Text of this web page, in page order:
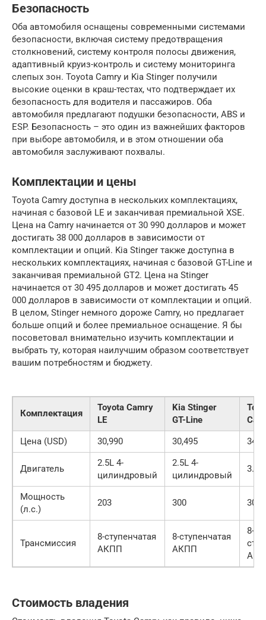
Безопасность
Оба автомобиля оснащены современными системами
безопасности, включая систему предотвращения
столкновений, систему контроля полосы движения,
адаптивный круиз-контроль и систему мониторинга
слепых зон. Toyota Camry и Kia Stinger получили
высокие оценки в краш-тестах, что подтверждает их
безопасность для водителя и пассажиров. Оба
автомобиля предлагают подушки безопасности, ABS и
ESP. Безопасность – это один из важнейших факторов
при выборе автомобиля, и в этом отношении оба
автомобиля заслуживают похвалы.
Комплектации и цены
Toyota Camry доступна в нескольких комплектациях,
начиная с базовой LE и заканчивая премиальной XSE.
Цена на Camry начинается от 30 990 долларов и может
достигать 38 000 долларов в зависимости от
комплектации и опций. Kia Stinger также доступна в
нескольких комплектациях, начиная с базовой GT-Line и
заканчивая премиальной GT2. Цена на Stinger
начинается от 30 495 долларов и может достигать 45
000 долларов в зависимости от комплектации и опций.
В целом, Stinger немного дороже Camry, но предлагает
больше опций и более премиальное оснащение. Я бы
посоветовал внимательно изучить комплектации и
выбрать ту, которая наилучшим образом соответствует
вашим потребностям и бюджету.
Комплектация
Toyota Camry
LE
Kia Stinger
GT-Line
Цена (USD)
30,990 30,495
Двигатель
2.5L 4-
цилиндровый
2.5L 4-
цилиндровый
3.5L
Мощность
(л.с.)
203 300 301
Трансмиссия
8-ступенчатая
АКПП
8-ступенчатая
АКПП
8-
Стоимость владения